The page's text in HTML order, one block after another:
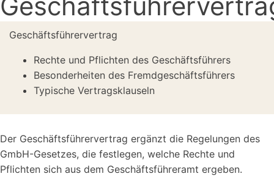
Geschäftsführervertrag
Rechte und Pflichten des Geschäftsführers
Besonderheiten des Fremdgeschäftsführers
Typische Vertragsklauseln
Der Geschäftsführervertrag ergänzt die Regelungen des
GmbH-Gesetzes, die festlegen, welche Rechte und
Pflichten sich aus dem Geschäftsführeramt ergeben.